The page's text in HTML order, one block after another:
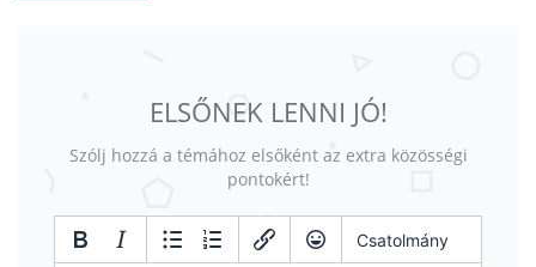
ELSŐNEK LENNI JÓ!
Szólj hozzá a témához elsőként az extra közösségi
pontokért!
Csatolmány